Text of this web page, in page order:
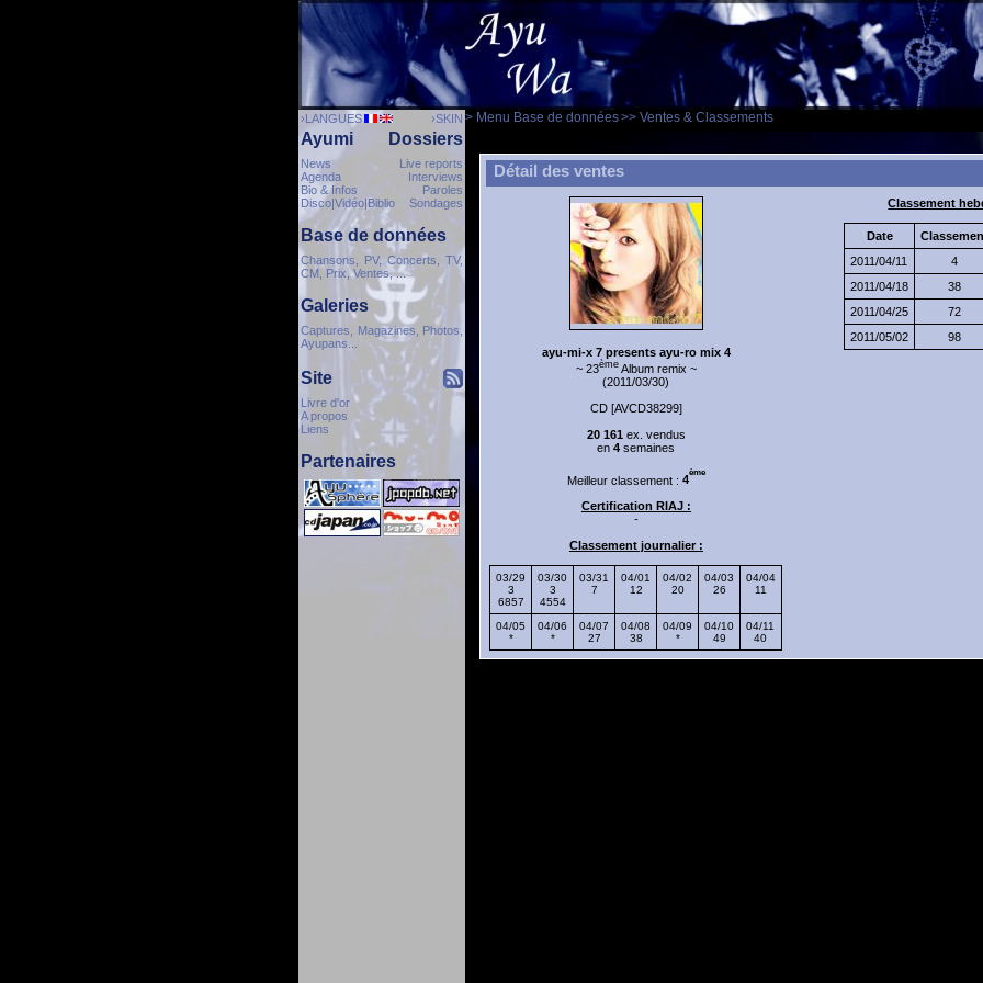
›LANGUES ›SKIN
Ayumi
News
Agenda
Bio & Infos
Disco|Vidéo|Biblio
Dossiers
Live reports
Interviews
Paroles
Sondages
Base de données
Chansons, PV, Concerts, TV,
CM, Prix, Ventes, ...
Galeries
Captures, Magazines, Photos,
Ayupans...
Site
Livre d'or
A propos
Liens
Partenaires
> Menu Base de données>> Ventes & Classements
Détail des ventes
ayu-mi-x 7 presents ayu-ro mix 4
~ 23èmeAlbum remix ~
(2011/03/30)
CD [AVCD38299]
20 161 ex. vendus
en4 semaines
Meilleur classement : 4
ème
Certification RIAJ :
-
Classement journalier :
03/29
3
6857
03/30
3
4554
03/31
7
04/01
12
04/02
20
04/03
26
04/04
11
04/05
*
04/06
*
04/07
27
04/08
38
04/09
*
04/10
49
04/11
40
Classement
Date
2011/04/11
4
2011/04/18
38
2011/04/25
72
2011/05/02
98